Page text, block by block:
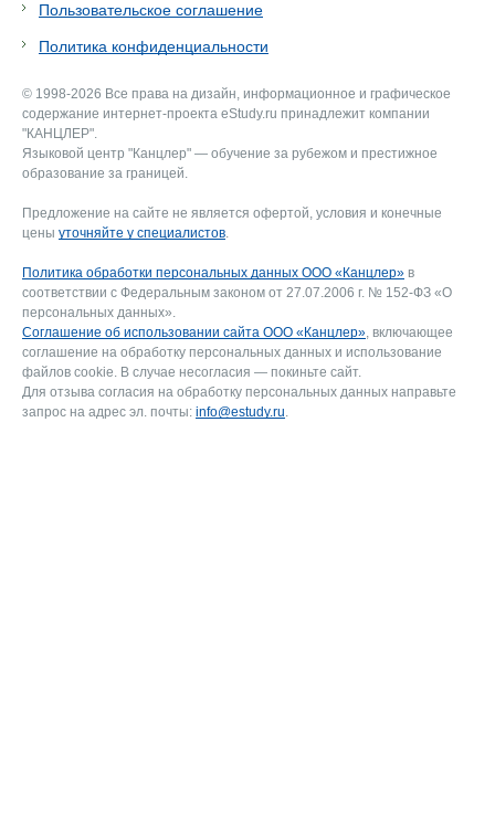
Пользовательское соглашение
Политика конфиденциальности
© 1998-2026 Все права на дизайн, информационное и графическое
содержание интернет-проекта eStudy.ru принадлежит компании
"КАНЦЛЕР".
Языковой центр "Канцлер" — обучение за рубежом и престижное
образование за границей.
Предложение на сайте не является офертой, условия и конечные
цены уточняйте у специалистов.
Политика обработки персональных данных ООО «Канцлер» в
соответствии с Федеральным законом от 27.07.2006 г. № 152-ФЗ «О
персональных данных».
Соглашение об использовании сайта ООО «Канцлер», включающее
соглашение на обработку персональных данных и использование
файлов cookie. В случае несогласия — покиньте сайт.
Для отзыва согласия на обработку персональных данных направьте
запрос на адрес эл. почты: info@estudy.ru.